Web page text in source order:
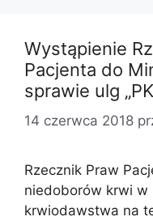
Wystąpienie
Pacjenta do
sprawie ulg
14 czerwca 2018
Rzecznik Praw
niedoborów krwi w
krwiodawstwa na